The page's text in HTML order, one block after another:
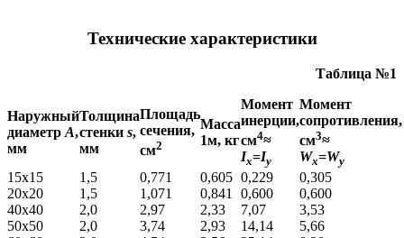
Технические характеристики
Таблица №1
Наружный
диаметр A,
мм
Толщина
стенки s,
мм
Площадь
сечения,
см2
Масса
1м, кг
Момент
инерции,
см4≈
Ix=Iy
Момент
сопротивления,
см3≈
Wx=Wy
15х15 1,5 0,771 0,605 0,229
0,305
20х20
1,5 1,071 0,841 0,600
0,600
40х40
2,0 2,97 2,33 7,07
3,53
50х50
2,0 3,74 2,93 14,14
5,66